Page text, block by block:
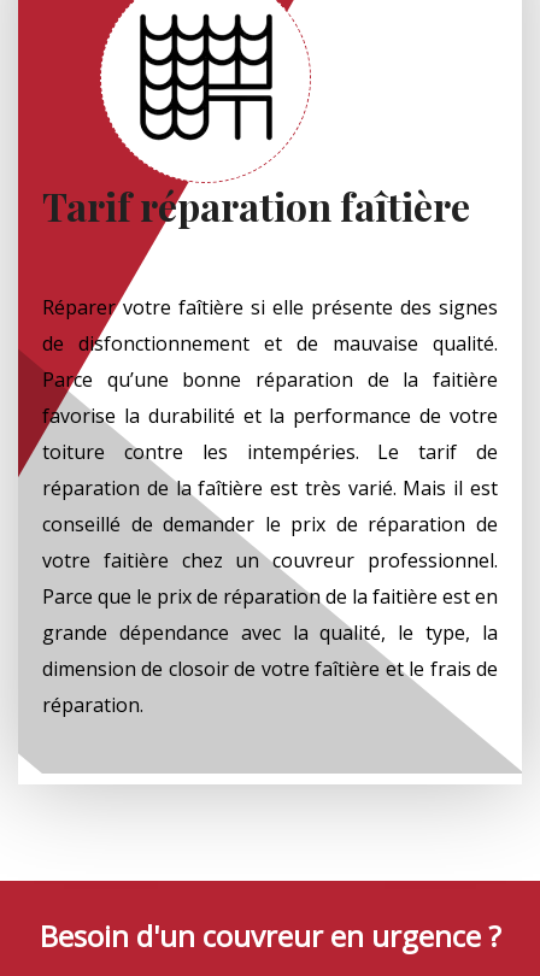
Tarif réparation faîtière
Réparer votre faîtière si elle présente des signes
de disfonctionnement et de mauvaise qualité.
Parce qu’une bonne réparation de la faitière
favorise la durabilité et la performance de votre
toiture contre les intempéries. Le tarif de
réparation de la faîtière est très varié. Mais il est
conseillé de demander le prix de réparation de
votre faitière chez un couvreur professionnel.
Parce que le prix de réparation de la faitière est en
grande dépendance avec la qualité, le type, la
dimension de closoir de votre faîtière et le frais de
réparation.
Besoin d'un couvreur en urgence ?